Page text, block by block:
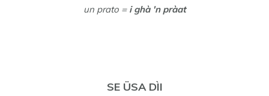
un prato = i ghà 'n pràat
SE ÜSA DÌI